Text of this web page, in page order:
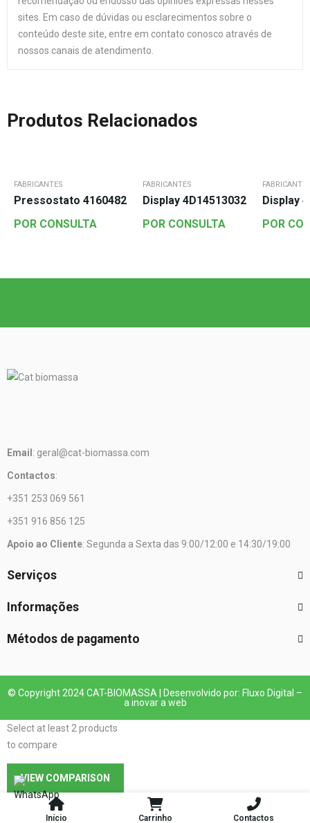
Início Carrinho Contactos
sites. Em caso de dúvidas ou esclarecimentos sobre o
conteúdo deste site, entre em contato conosco através de
nossos canais de atendimento.
Produtos Relacionados
FABRICANTES
Pressostato 4160482
POR CONSULTA
FABRICANTES
Display 4D14513032
POR CONSULTA
Display
POR
Email : geral@cat-biomassa.com
Contactos:
+351 253 069 561
+351 916 856 125
Apoio ao Cliente: Segunda a Sexta das 9:00/12:00 e 14:30/19:00
Serviços
Informações
Métodos de pagamento
© Copyright 2024 CAT-BIOMASSA | Desenvolvido por: Fluxo Digital –
a inovar a web
Select at least 2 products
to compare
VIEW COMPARISON